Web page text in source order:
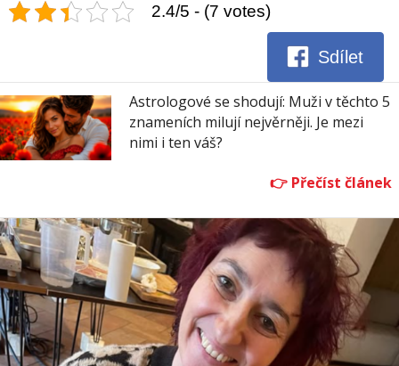
2.4/5 - (7 votes)
Sdílet
Astrologové se shodují: Muži v těchto 5
znameních milují nejvěrněji. Je mezi
nimi i ten váš?